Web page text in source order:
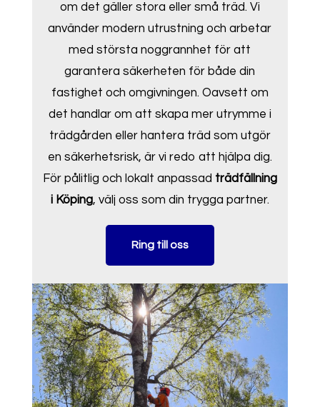
om det gäller stora eller små träd. Vi
använder modern utrustning och arbetar
med största noggrannhet för att
garantera säkerheten för både din
fastighet och omgivningen. Oavsett om
det handlar om att skapa mer utrymme i
trädgården eller hantera träd som utgör
en säkerhetsrisk, är vi redo att hjälpa dig.
För pålitlig och lokalt anpassad trädfällning
i Köping, välj oss som din trygga partner.
Ring till oss